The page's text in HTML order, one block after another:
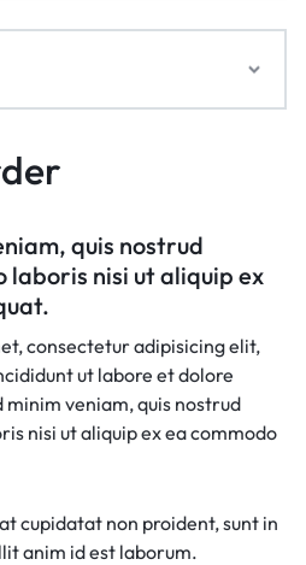
quis nostrud
nisi ut aliquip ex
consectetur adipisicing elit,
ut labore et dolore
veniam, quis nostrud
nisi ut aliquip ex ea commodo
cupidatat non proident, sunt in
anim id est laborum.